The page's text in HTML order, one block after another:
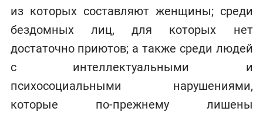
из которых составляют женщины; среди
бездомных лиц, для которых нет
достаточно приютов; а также среди людей
с интеллектуальными и
психосоциальными нарушениями,
которые по-прежнему лишены